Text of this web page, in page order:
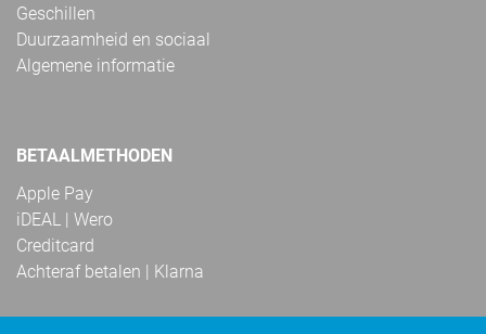
Geschillen
Duurzaamheid en sociaal
Algemene informatie
BETAALMETHODEN
Apple Pay
iDEAL | Wero
Creditcard
Achteraf betalen | Klarna